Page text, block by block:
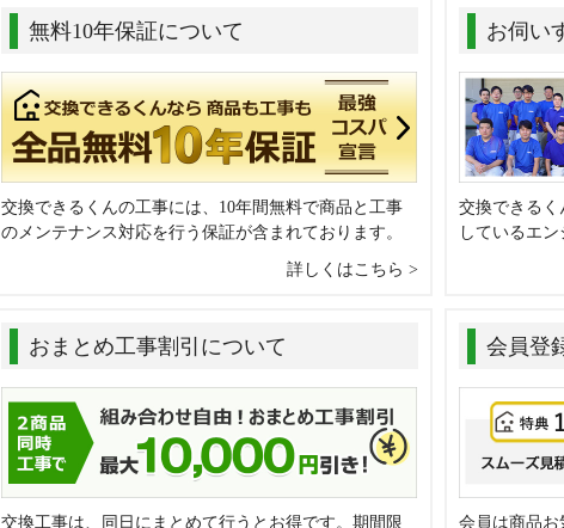
無料10年保証について
交換できるくんの工事には、10年間無料で商品と工事
のメンテナンス対応を行う保証が含まれております。
詳しくはこちら
お伺い
交換できるく
しているエ
おまとめ工事割引について
交換工事は、同日にまとめて行うとお得です。期間限
会員登
会員は商品お